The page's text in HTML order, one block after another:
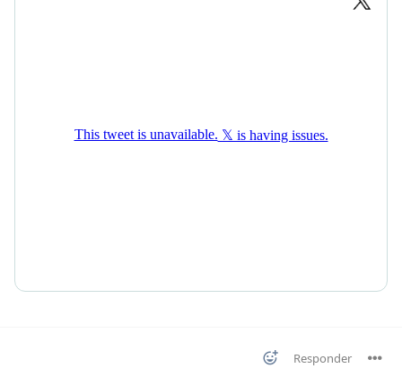
Responder